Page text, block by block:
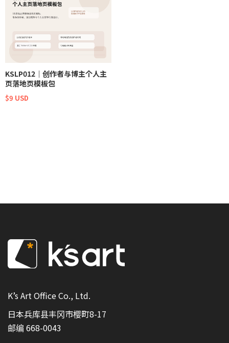
KSLP012｜创作者与博主个人主
页落地页模板包
$9 USD
K’s Art Office Co., Ltd.
日本兵库县丰冈市樱町8-17
邮编 668-0043